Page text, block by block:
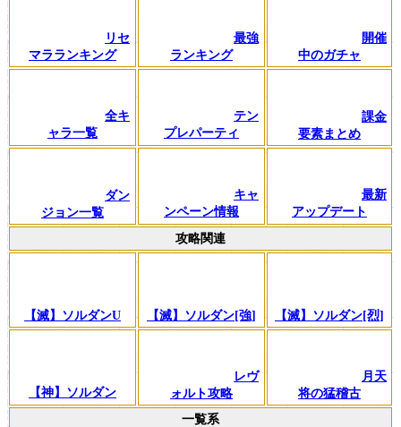
リセ
マラランキング
最強
ランキング
開催
中のガチャ
全キ
ャラ一覧
テン
プレパーティ
課金
要素まとめ
ダン
ジョン一覧
キャ
ンペーン情報
最新
アップデート
攻略関連
【滅】ソルダンU 【滅】ソルダン[強] 【滅】ソルダン[烈]
【神】ソルダン
レヴ
ォルト攻略
月天
将の猛稽古
一覧系